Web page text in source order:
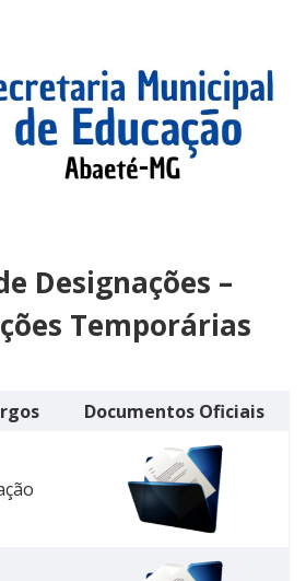
Designações –
Temporárias
Documentos Oficiais